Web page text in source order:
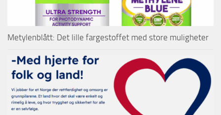
Metylenblått: Det lille fargestoffet med store muligheter